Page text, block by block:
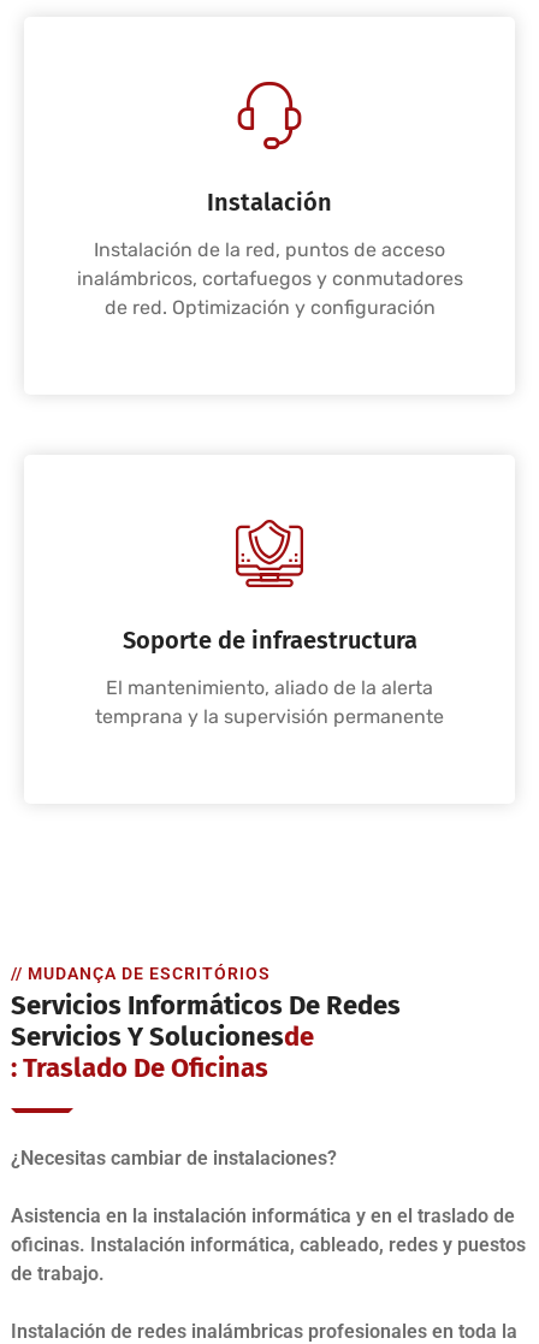
Instalación
Instalación de la red, puntos de acceso
inalámbricos, cortafuegos y conmutadores
de red. Optimización y configuración
Soporte de infraestructura
El mantenimiento, aliado de la alerta
temprana y la supervisión permanente
// MUDANÇA DE ESCRITÓRIOS
Servicios Informáticos De Redes
Servicios Y SolucionesDe
: Traslado De Oficinas
¿Necesitas cambiar de instalaciones?
Asistencia en la instalación informática y en el traslado de
oficinas. Instalación informática, cableado, redes y puestos
de trabajo.
Instalación de redes inalámbricas profesionales en toda la